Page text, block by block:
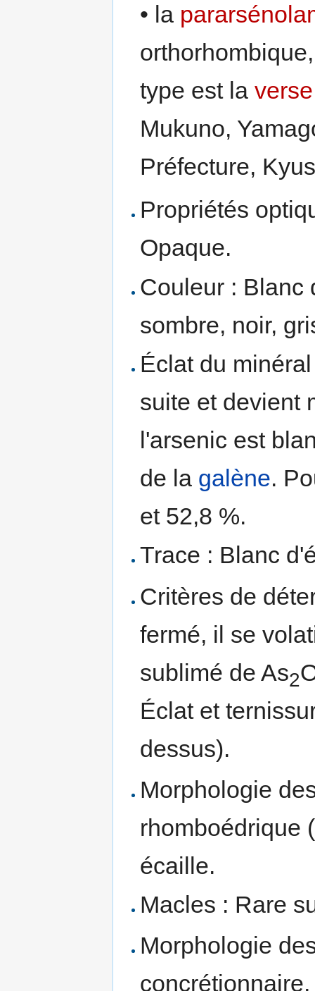
• la
type est laverse
Mukuno,
Préfecture,
Propriétés
Opaque.
Couleur : Blanc
sombre, noir,
Éclat du
suite et devient
l'arsenic est
de la galène.
et 52,8 %.
Trace : Blanc
Critères de
fermé, il se
sublimé de As2
Éclat et
dessus).
Morphologie
rhomboédrique
écaille.
Macles : Rare
Morphologie